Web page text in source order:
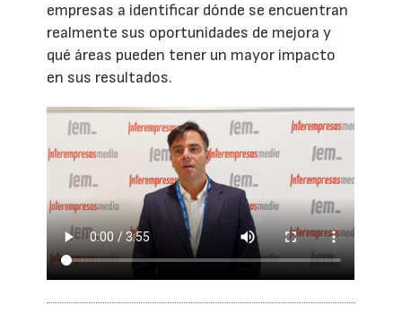
empresas a identificar dónde se encuentran
realmente sus oportunidades de mejora y
qué áreas pueden tener un mayor impacto
en sus resultados.